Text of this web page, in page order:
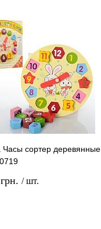
наличии
Часы сортер деревянные
/ шт.